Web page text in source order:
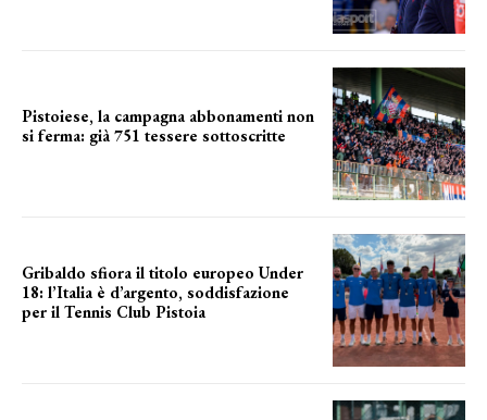
Pistoiese, la campagna abbonamenti non
si ferma: già 751 tessere sottoscritte
Gribaldo sfiora il titolo europeo Under
18: l’Italia è d’argento, soddisfazione
per il Tennis Club Pistoia